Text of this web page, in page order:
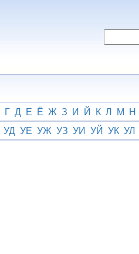
Г Д Е Ё Ж З И Й К Л М Н
УД УЕ УЖ УЗ УИ УЙ УК УЛ